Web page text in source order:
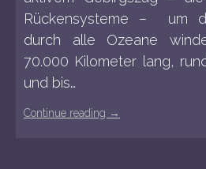
Rückensysteme – um
durch alle Ozeane
70.000 Kilometer lang,
und bis…
Continue reading →